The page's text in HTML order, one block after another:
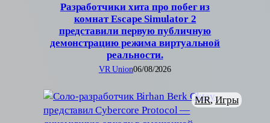
Разработчики хита про побег из
комнат Escape Simulator 2
представили первую публичную
демонстрацию режима виртуальной
реальности.
VR Union06/08/2026
MR, Игры